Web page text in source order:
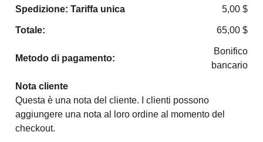
Spedizione: Tariffa unica 5,00 $
Totale: 65,00 $
Metodo di pagamento:
Bonifico
bancario
Nota cliente
Questa è una nota del cliente. I clienti possono
aggiungere una nota al loro ordine al momento del
checkout.